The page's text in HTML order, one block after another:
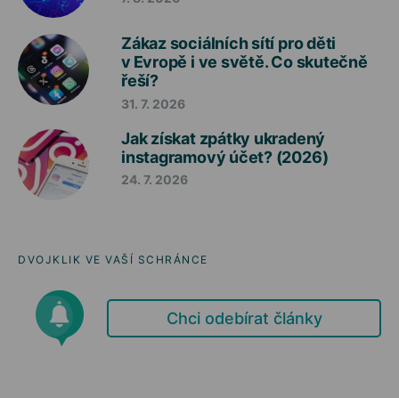
Zákaz sociálních sítí pro děti
v Evropě i ve světě. Co skutečně
řeší?
31. 7. 2026
Jak získat zpátky ukradený
instagramový účet? (2026)
24. 7. 2026
DVOJKLIK VE VAŠÍ SCHRÁNCE
Chci odebírat články